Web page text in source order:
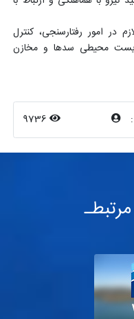
در امور رفتارسنجی، کنترل
زیست محیطی سدها و مخازن
9736